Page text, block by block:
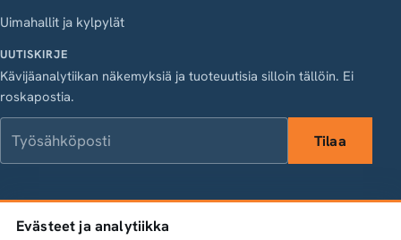
Uimahallit ja kylpylät
UUTISKIRJE
Kävijäanalytiikan näkemyksiä ja tuoteuutisia silloin tällöin. Ei
roskapostia.
Tilaa
LinkedIn Instagram Facebook
Evästeet ja analytiikka